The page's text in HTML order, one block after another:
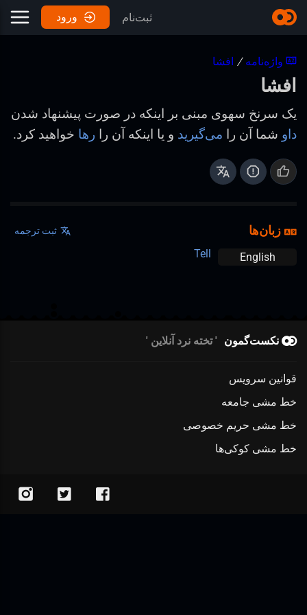
ثبت‌نام ورود
واژه‌نامه / افشا
افشا
یک سرنخ سهوی مبنی بر اینکه در صورت پیشنهاد شدن
داو شما آن را می‌گیرید و یا اینکه آن را رها خواهید کرد.
زبان‌ها ثبت ترجمه
English
Tell
نکست‌گمون تخته نرد آنلاین
قوانین سرویس
خط مشی جامعه
خط مشی حریم خصوصی
خط مشی کوکی‌ها